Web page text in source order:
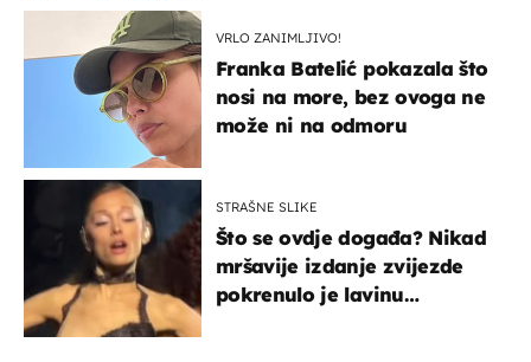
VRLO ZANIMLJIVO!
Franka Batelić pokazala što
nosi na more, bez ovoga ne
može ni na odmoru
STRAŠNE SLIKE
Što se ovdje događa? Nikad
mršavije izdanje zvijezde
pokrenulo je lavinu